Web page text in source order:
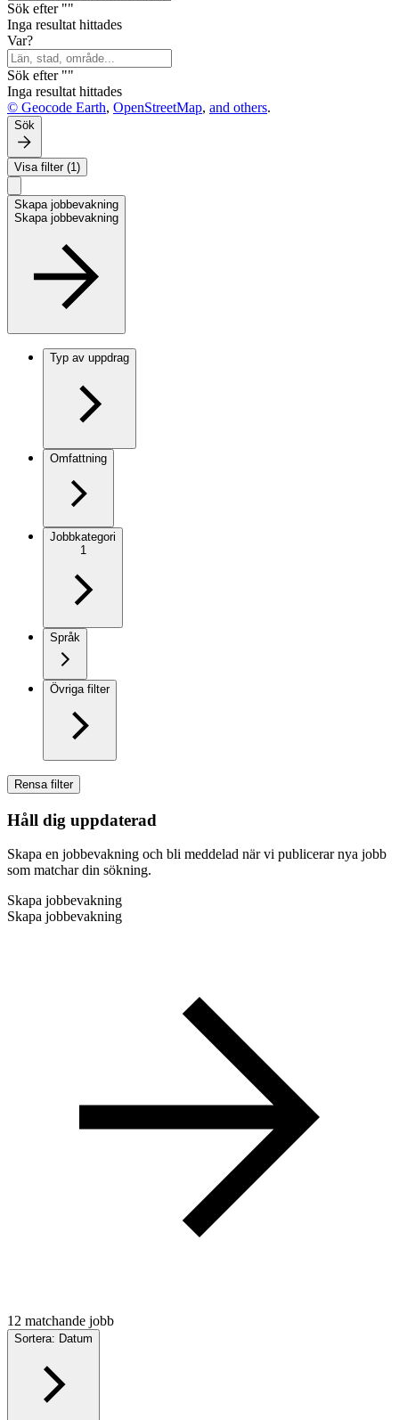
Sök efter ""
Inga resultat hittades
Var?
Sök efter ""
Inga resultat hittades
© Geocode Earth, OpenStreetMap, and others.
Sök
Visa filter (1)
Skapa jobbevakning
Skapa jobbevakning
Typ av uppdrag
Omfattning
Jobbkategori
1
Språk
Övriga filter
Rensa filter
Håll dig uppdaterad
Skapa en jobbevakning och bli meddelad när vi publicerar nya jobb
som matchar din sökning.
Skapa jobbevakning
Skapa jobbevakning
12 matchande jobb
Sortera: Datum